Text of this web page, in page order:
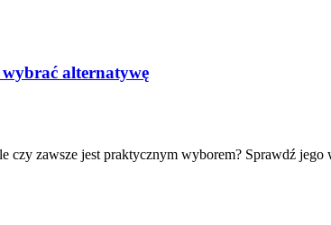
alternatywę
czy zawsze jest praktycznym wyborem? Sprawdź